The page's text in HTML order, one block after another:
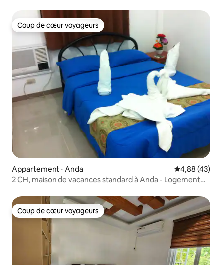
Coup de cœur voyageurs
Coup de cœur voyageurs
Appartement ⋅ Anda Évaluation
4,88 (43)
2 CH, maison de vacances standard à Anda - Logement
Coup de cœur voyageurs
Coup de cœur voyageurs